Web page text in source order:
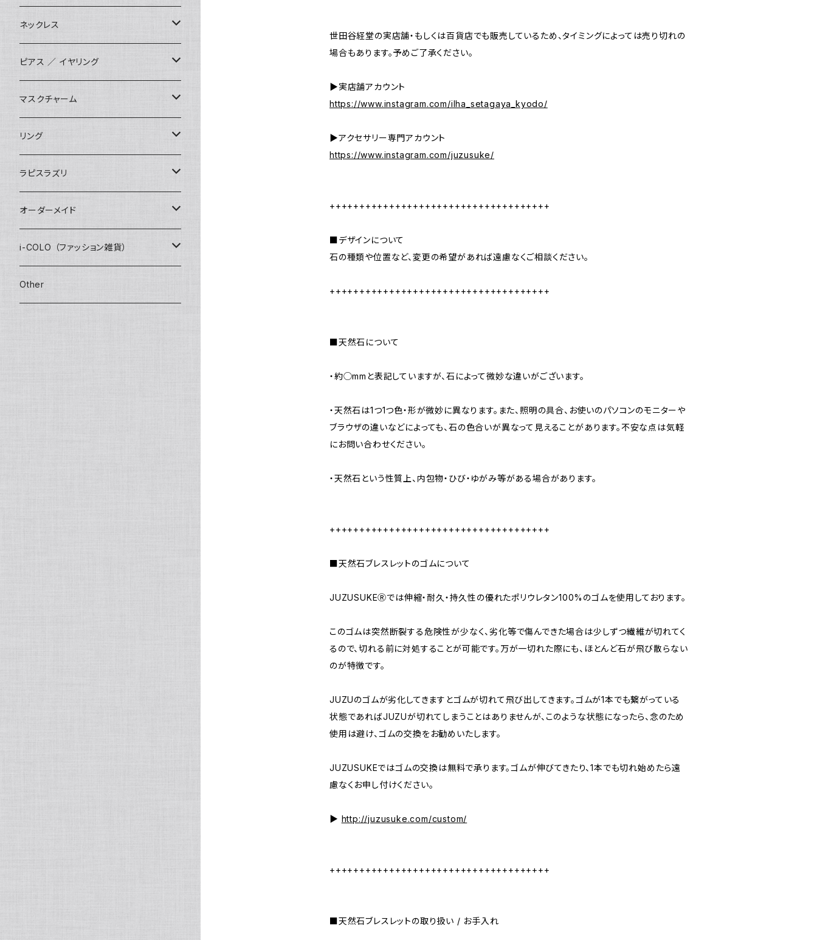
世田谷経堂の実店舗・もしくは百貨店でも販売しているため、タイミングによっては売り切れの
場合もあります。予めご了承ください。
▶︎実店舗アカウント
https://www.instagram.com/ilha_setagaya_kyodo/
▶︎アクセサリー専門アカウント
https://www.instagram.com/juzusuke/
+++++++++++++++++++++++++++++++++++++
■デザインについて
石の種類や位置など、変更の希望があれば遠慮なくご相談ください。
+++++++++++++++++++++++++++++++++++++
■天然石について
・約◯mmと表記していますが、石によって微妙な違いがございます。
・天然石は1つ1つ色・形が微妙に異なります。また、照明の具合、お使いのパソコンのモニターや
ブラウザの違いなどによっても、石の色合いが異なって見えることがあります。不安な点は気軽
にお問い合わせください。
・天然石という性質上、内包物・ひび・ゆがみ等がある場合があります。
+++++++++++++++++++++++++++++++++++++
■天然石ブレスレットのゴムについて
JUZUSUKEⓇでは伸縮・耐久・持久性の優れたポリウレタン100%のゴムを使用しております。
このゴムは突然断裂する危険性が少なく、劣化等で傷んできた場合は少しずつ繊維が切れてく
るので、切れる前に対処することが可能です。万が一切れた際にも、ほとんど石が飛び散らない
のが特徴です。
JUZUのゴムが劣化してきますとゴムが切れて飛び出してきます。ゴムが1本でも繋がっている
状態であればJUZUが切れてしまうことはありませんが、このような状態になったら、念のため
使用は避け、ゴムの交換をお勧めいたします。
JUZUSUKEではゴムの交換は無料で承ります。ゴムが伸びてきたり、1本でも切れ始めたら遠
慮なくお申し付けください。
▶︎ http://juzusuke.com/custom/
+++++++++++++++++++++++++++++++++++++
■天然石ブレスレットの取り扱い / お手入れ
数珠ブレスレット
STONE ONLY
JUZUSUKE STANDARD
ブレイドブレスレット
2連ブレスレット
STONE ONLY
JUZUSUKE STANDARD
ワイヤーブレスレット
ネックレス
オリジナル
インポート
ピアス ／ イヤリング
オリジナル
インポート
マスクチャーム
1200+tax
1500+tax
リング
オリジナル
インポート
ラピスラズリ
ブレスレット
ネックレス
ピアス / イヤリング
オーダーメイド
数珠ブレスレット
STONE ONLY
2連ブレスレット
i-COLO （ファッション雑貨）
雑貨
Other